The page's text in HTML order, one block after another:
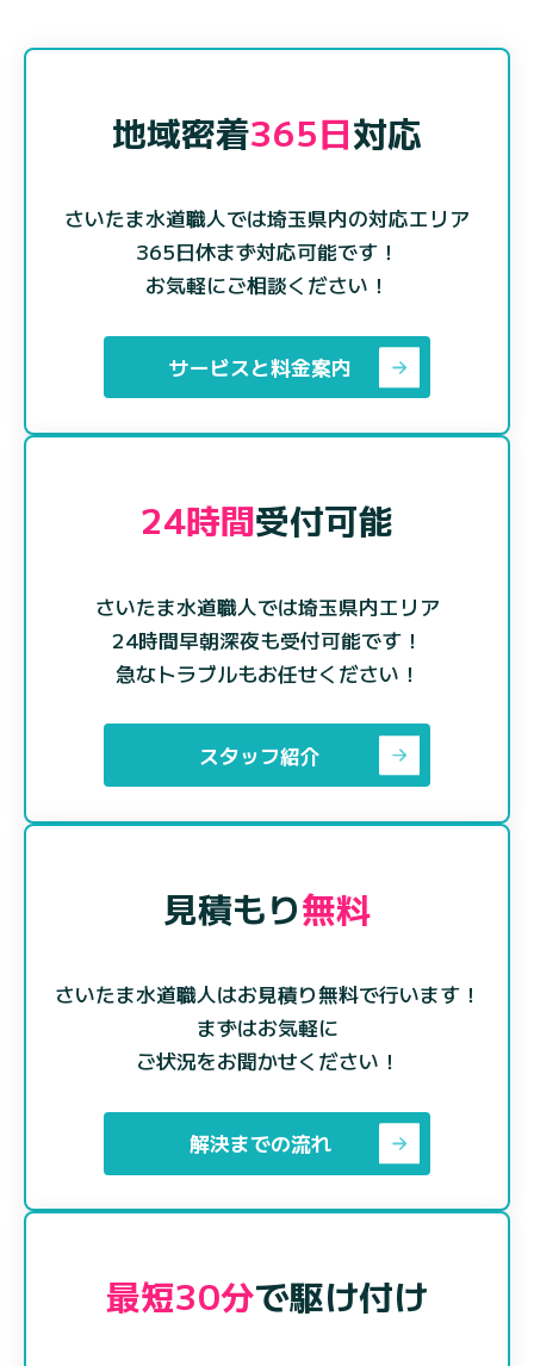
地域密着365日対応
さいたま水道職人では埼玉県内の対応エリア
365日休まず対応可能です！
お気軽にご相談ください！
サービスと料金案内
24時間受付可能
さいたま水道職人では埼玉県内エリア
24時間早朝深夜も受付可能です！
急なトラブルもお任せください！
スタッフ紹介
見積もり無料
さいたま水道職人はお見積り無料で行います！
まずはお気軽に
ご状況をお聞かせください！
解決までの流れ
最短30分で駆け付け